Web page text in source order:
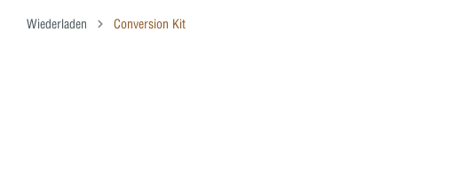
Wiederladen Conversion Kit